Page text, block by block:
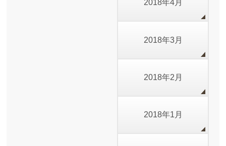
2018年4月
2018年3月
2018年2月
2018年1月